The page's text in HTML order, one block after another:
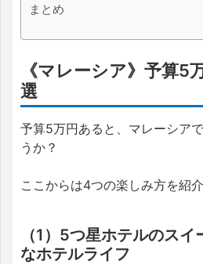
まとめ
《マレーシア》予算5
選
予算5万円あると、マレーシア
うか？
ここからは4つの楽しみ方を紹
（1）5つ星ホテルのス
なホテルライフ